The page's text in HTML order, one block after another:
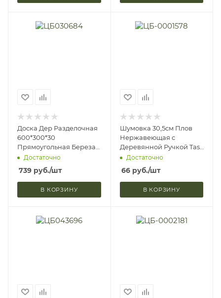
Доска Дер Разделочная
600*300*30
Прямоугольная Береза
Доброе Дерево С1031
Достаточно
739 руб./шт
В КОРЗИНУ
Шумовка 30,5см Плов
Нержавеющая с
Деревянной Ручкой Tas-
Prom 1928715 (1/150)
Достаточно
66руб./шт
В КОРЗИНУ